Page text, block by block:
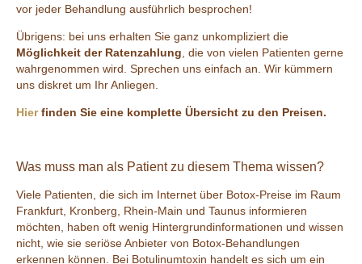
vor jeder Behandlung ausführlich besprochen!
Übrigens: bei uns erhalten Sie ganz unkompliziert die
Möglichkeit der Ratenzahlung , die von vielen Patienten gerne
wahrgenommen wird. Sprechen uns einfach an. Wir kümmern
uns diskret um Ihr Anliegen.
Hierfinden Sie eine komplette Übersicht zu den Preisen.
Was muss man als Patient zu diesem Thema wissen?
Viele Patienten, die sich im Internet über Botox-Preise im Raum
Frankfurt, Kronberg, Rhein-Main und Taunus informieren
möchten, haben oft wenig Hintergrundinformationen und wissen
nicht, wie sie seriöse Anbieter von Botox-Behandlungen
erkennen können. Bei Botulinumtoxin handelt es sich um ein